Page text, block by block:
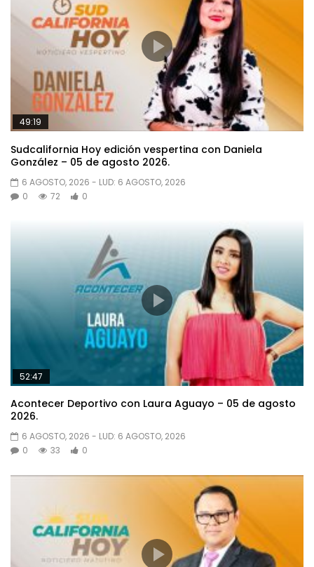
49:19
Sudcalifornia Hoy edición vespertina con Daniela
González – 05 de agosto 2026.
6 AGOSTO, 2026 - LUD: 6 AGOSTO, 2026
0
72 0
52:47
Acontecer Deportivo con Laura Aguayo – 05 de agosto
2026.
6 AGOSTO, 2026 - LUD: 6 AGOSTO, 2026
0
33 0